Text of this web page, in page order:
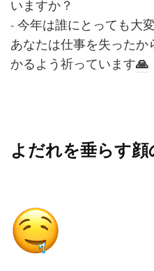
いますか？
- 今年は誰にとっても大
あなたは仕事を失った
かるよう祈っています🙏
よだれを垂らす顔